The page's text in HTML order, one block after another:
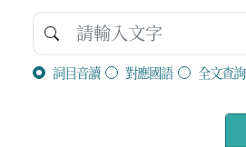
詞目音讀 對應國語 全文查詢